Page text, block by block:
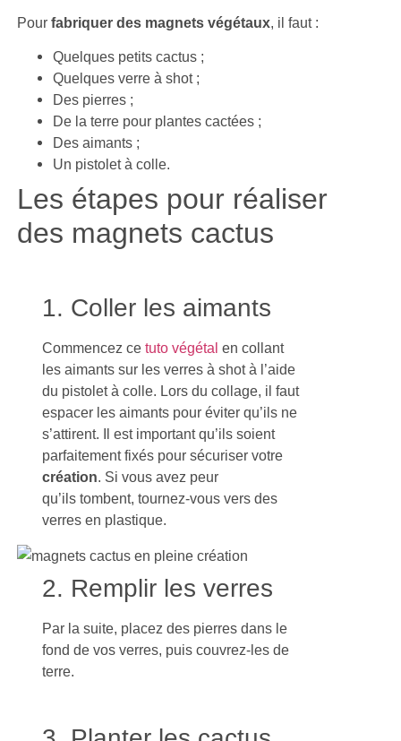
Pourfabriquer des magnets végétaux , il faut :
Quelques petits cactus ;
Quelques verre à shot ;
Des pierres ;
De la terre pour plantes cactées ;
Des aimants ;
Un pistolet à colle.
Les étapes pour réaliser
des magnets cactus
1. Coller les aimants
Commencez ce tuto végétal en collant
les aimants sur les verres à shot à l’aide
du pistolet à colle. Lors du collage, il faut
espacer les aimants pour éviter qu’ils ne
s’attirent. Il est important qu’ils soient
parfaitement fixés pour sécuriser votre
création. Si vous avez peur
qu’ils tombent, tournez-vous vers des
verres en plastique.
2. Remplir les verres
Par la suite, placez des pierres dans le
fond de vos verres, puis couvrez-les de
terre.